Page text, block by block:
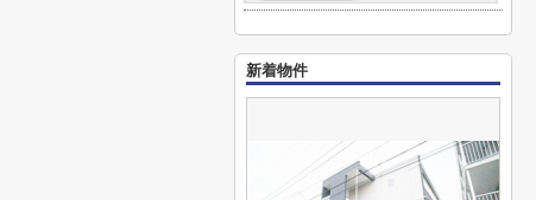
新着物件